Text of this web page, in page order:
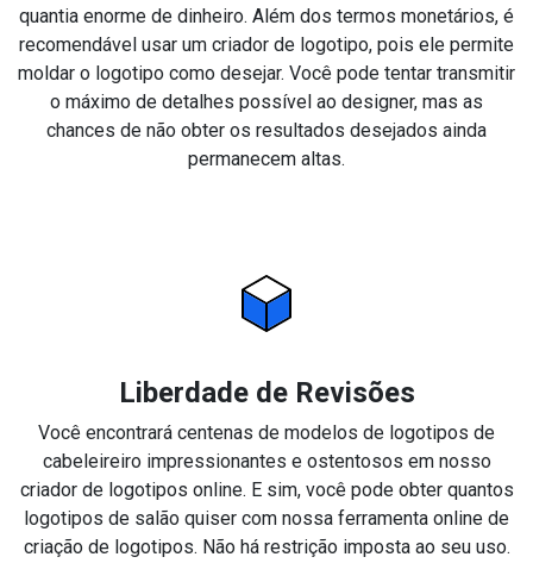
quantia enorme de dinheiro. Além dos termos monetários, é
recomendável usar um criador de logotipo, pois ele permite
moldar o logotipo como desejar. Você pode tentar transmitir
o máximo de detalhes possível ao designer, mas as
chances de não obter os resultados desejados ainda
permanecem altas.
Liberdade de Revisões
Você encontrará centenas de modelos de logotipos de
cabeleireiro impressionantes e ostentosos em nosso
criador de logotipos online. E sim, você pode obter quantos
logotipos de salão quiser com nossa ferramenta online de
criação de logotipos. Não há restrição imposta ao seu uso.